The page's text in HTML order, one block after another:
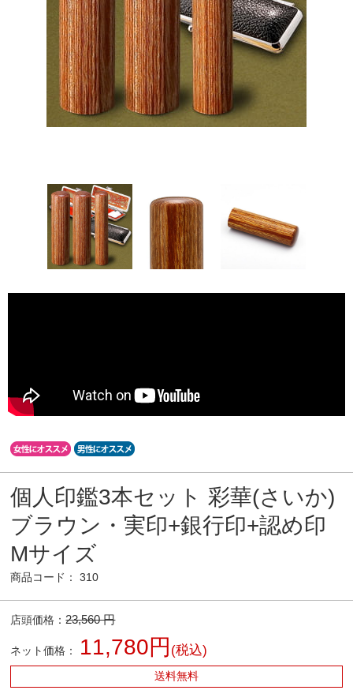
個人印鑑3本セット 彩華(さいか)
ブラウン・実印+銀行印+認め印
Mサイズ
商品コード： 310
店頭価格：23,560 円
ネット価格： 11,780円 (税込)
送料無料